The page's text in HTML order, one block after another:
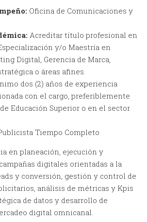
Oficina de Comunicaciones y
Acreditar título profesional en
y/o Maestría en
Digital, Gerencia de Marca,
o áreas afines.
dos (2) años de experiencia
con el cargo, preferiblemente
Educación Superior o en el sector
Tiempo Completo
en planeación, ejecución y
digitales orientadas a la
y conversión, gestión y control de
análisis de métricas y Kpis
de datos y desarrollo de
digital omnicanal.